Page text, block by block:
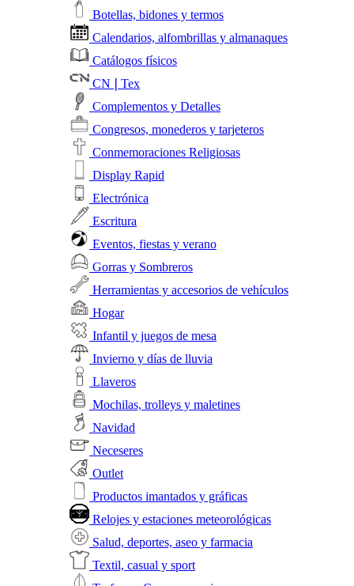
Botellas, bidones y termos
Calendarios, alfombrillas y almanaques
Catálogos físicos
CN❘Tex
Complementos y Detalles
Congresos, monederos y tarjeteros
Conmemoraciones Religiosas
Display Rapid
Electrónica
Escritura
Eventos, fiestas y verano
Gorras y Sombreros
Herramientas y accesorios de vehículos
Hogar
Infantil y juegos de mesa
Invierno y días de lluvia
Llaveros
Mochilas, trolleys y maletines
Navidad
Neceseres
Outlet
Productos imantados y gráficas
Relojes y estaciones meteorológicas
Salud, deportes, aseo y farmacia
Textil, casual y sport